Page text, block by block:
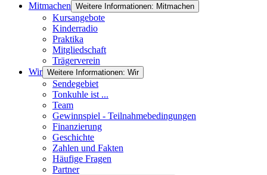
Mitmachen Weitere Informationen: Mitmachen
Kursangebote
Kinderradio
Praktika
Mitgliedschaft
Trägerverein
Wir Weitere Informationen: Wir
Sendegebiet
Tonkuhle ist ...
Team
Gewinnspiel - Teilnahmebedingungen
Finanzierung
Geschichte
Zahlen und Fakten
Häufige Fragen
Partner